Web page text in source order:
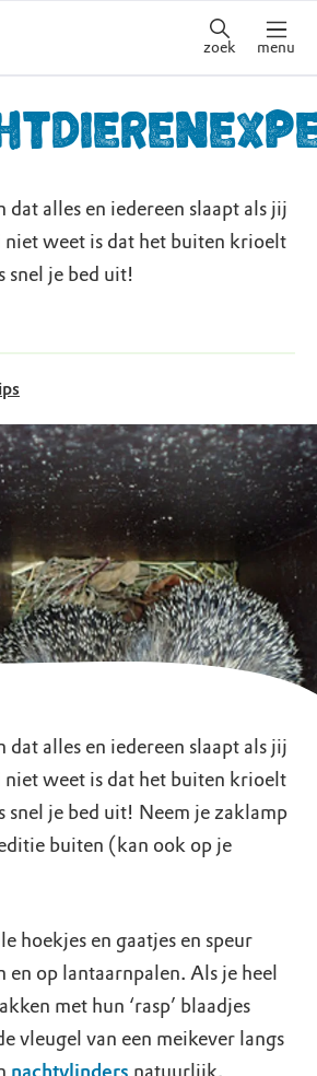
zoek menu
dat alles en iedereen slaapt als jij
weet is dat het buiten krioelt
snel je bed uit!
dat alles en iedereen slaapt als jij
weet is dat het buiten krioelt
snel je bed uit! Neem je zaklamp
buiten (kan ook op je
hoekjes en gaatjes en speur
en op lantaarnpalen. Als je heel
met hun ‘rasp’ blaadjes
vleugel van een meikever langs